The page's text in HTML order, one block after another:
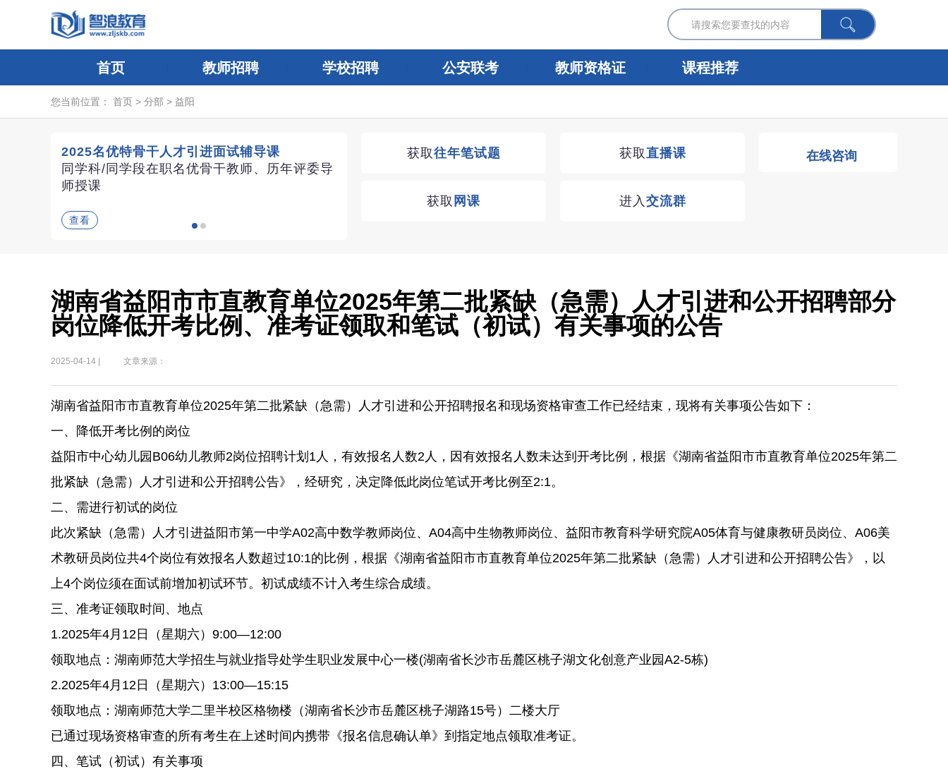
首页 教师招聘 学校招聘 公安联考 教师资格证 课程推荐
您当前位置： 首页 > 分部 > 益阳
2025名优特骨干人才引进面试辅导课
同学科/同学段在职名优骨干教师、历年评委导
师授课
查看
湖南教师招聘考试优学无忧VIP课程
获取往年笔试题 获取直播课
获取 网课 进入 交流群
在线咨询
湖南省益阳市市直教育单位2025年第二批紧缺（急需）人才引进和公开招聘部分
岗位降低开考比例、准考证领取和笔试（初试）有关事项的公告
2025-04-14 | 文章来源：
湖南省益阳市市直教育单位2025年第二批紧缺（急需）人才引进和公开招聘报名和现场资格审查工作已经结束，现将有关事项公告如下：
一、降低开考比例的岗位
益阳市中心幼儿园B06幼儿教师2岗位招聘计划1人，有效报名人数2人，因有效报名人数未达到开考比例，根据《湖南省益阳市市直教育单位2025年第二
批紧缺（急需）人才引进和公开招聘公告》，经研究，决定降低此岗位笔试开考比例至2:1。
二、需进行初试的岗位
此次紧缺（急需）人才引进益阳市第一中学A02高中数学教师岗位、A04高中生物教师岗位、益阳市教育科学研究院A05体育与健康教研员岗位、A06美
术教研员岗位共4个岗位有效报名人数超过10:1的比例，根据《湖南省益阳市市直教育单位2025年第二批紧缺（急需）人才引进和公开招聘公告》，以
上4个岗位须在面试前增加初试环节。初试成绩不计入考生综合成绩。
三、准考证领取时间、地点
1.2025年4月12日（星期六）9:00—12:00
领取地点：湖南师范大学招生与就业指导处学生职业发展中心一楼(湖南省长沙市岳麓区桃子湖文化创意产业园A2-5栋)
2.2025年4月12日（星期六）13:00—15:15
领取地点：湖南师范大学二里半校区格物楼（湖南省长沙市岳麓区桃子湖路15号）二楼大厅
已通过现场资格审查的所有考生在上述时间内携带《报名信息确认单》到指定地点领取准考证。
四、笔试（初试）有关事项